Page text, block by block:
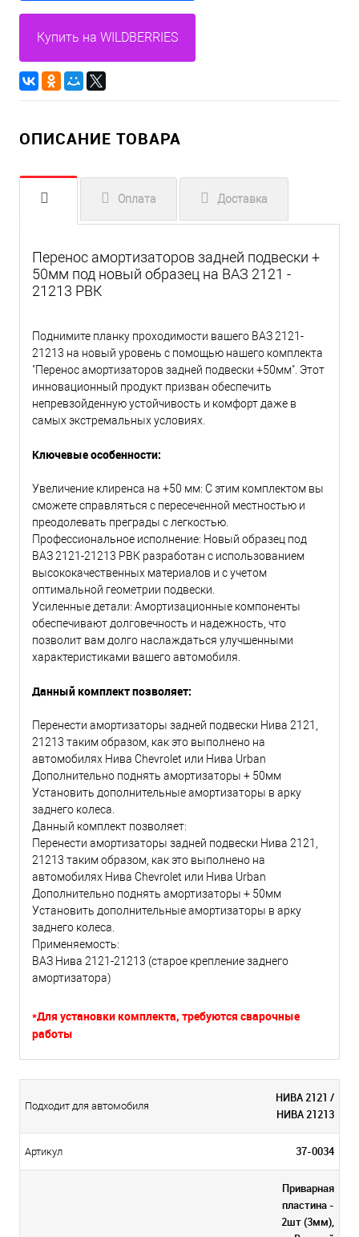
Купить на WILDBERRIES
ОПИСАНИЕ ТОВАРА
Оплата Доставка
Перенос амортизаторов задней подвески +
50мм под новый образец на ВАЗ 2121 -
21213 РВК
Поднимите планку проходимости вашего ВАЗ 2121-
21213 на новый уровень с помощью нашего комплекта
"Перенос амортизаторов задней подвески +50мм". Этот
инновационный продукт призван обеспечить
непревзойденную устойчивость и комфорт даже в
самых экстремальных условиях.
Ключевые особенности:
Увеличение клиренса на +50 мм: С этим комплектом вы
сможете справляться с пересеченной местностью и
преодолевать преграды с легкостью.
Профессиональное исполнение: Новый образец под
ВАЗ 2121-21213 РВК разработан с использованием
высококачественных материалов и с учетом
оптимальной геометрии подвески.
Усиленные детали: Амортизационные компоненты
обеспечивают долговечность и надежность, что
позволит вам долго наслаждаться улучшенными
характеристиками вашего автомобиля.
Данный комплект позволяет:
Перенести амортизаторы задней подвески Нива 2121,
21213 таким образом, как это выполнено на
автомобилях Нива Chevrolet или Нива Urban
Дополнительно поднять амортизаторы + 50мм
Установить дополнительные амортизаторы в арку
заднего колеса.
Данный комплект позволяет:
Перенести амортизаторы задней подвески Нива 2121,
21213 таким образом, как это выполнено на
автомобилях Нива Chevrolet или Нива Urban
Дополнительно поднять амортизаторы + 50мм
Установить дополнительные амортизаторы в арку
заднего колеса.
Применяемость:
ВАЗ Нива 2121-21213 (старое крепление заднего
амортизатора)
*Для установки комплекта, требуются сварочные
работы
Подходит для автомобиля
НИВА 2121 /
НИВА 21213
Артикул 37-0034
Приварная
пластина -
2шт (3мм),